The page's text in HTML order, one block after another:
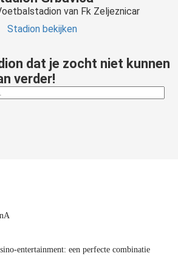
van Fk Zeljeznicar
Stadion bekijken
dat je zocht niet kunnen
verder!
entertainment: een perfecte combinatie